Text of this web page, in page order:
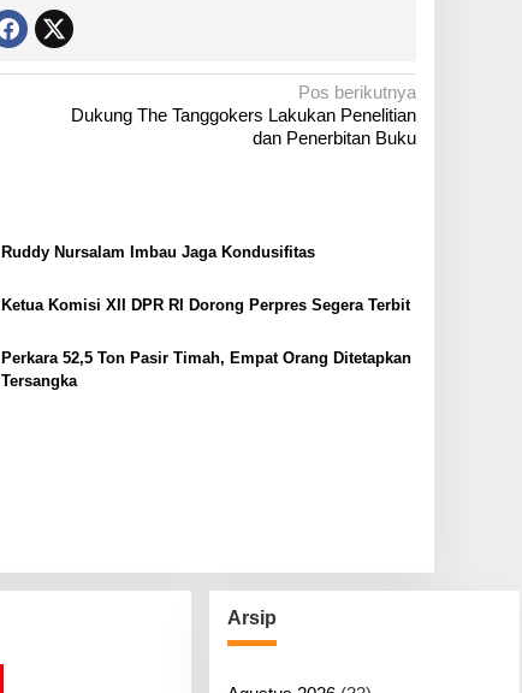
Pos berikutnya
Dukung The Tanggokers Lakukan Penelitian
dan Penerbitan Buku
Ruddy Nursalam Imbau Jaga Kondusifitas
Ketua Komisi XII DPR RI Dorong Perpres Segera Terbit
Perkara 52,5 Ton Pasir Timah, Empat Orang Ditetapkan
Tersangka
Arsip